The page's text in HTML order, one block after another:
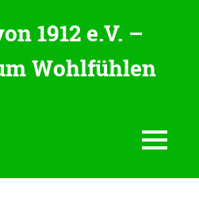
1912 e.V. –
Wohlfühlen
MENU